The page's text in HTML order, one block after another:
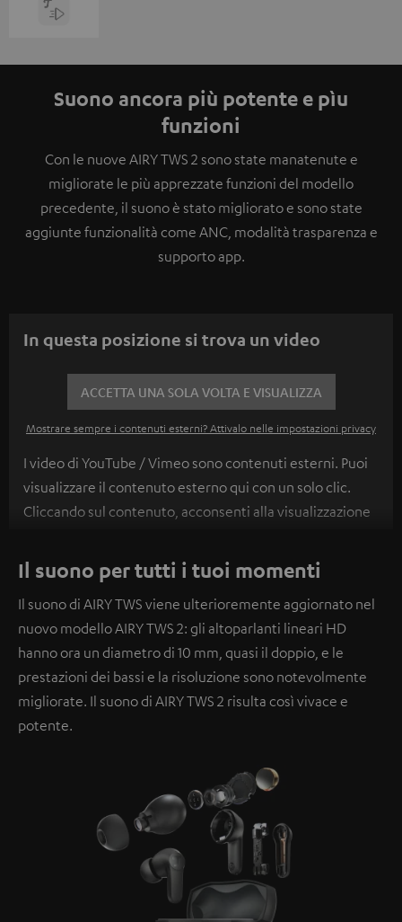
Suono ancora più potente e pìu
funzioni
Con le nuove AIRY TWS 2 sono state manatenute e
migliorate le più apprezzate funzioni del modello
precedente, il suono è stato migliorato e sono state
aggiunte funzionalità come ANC, modalità trasparenza e
supporto app.
In questa posizione si trova un video
ACCETTA UNA SOLA VOLTA E VISUALIZZA
Mostrare sempre i contenuti esterni? Attivalo nelle impostazioni privacy
I video di YouTube / Vimeo sono contenuti esterni. Puoi
visualizzare il contenuto esterno qui con un solo clic.
Cliccando sul contenuto, acconsenti alla visualizzazione
dati personali a piattaforme di terze parti. Puoi trovare
ulteriori informazioni al riguardo nella nostrainformativa
sulla privacy.
Il suono per tutti i tuoi momenti
Il suono di AIRY TWS viene ulterioremente aggiornato nel
nuovo modello AIRY TWS 2: gli altoparlanti lineari HD
hanno ora un diametro di 10 mm, quasi il doppio, e le
prestazioni dei bassi e la risoluzione sono notevolmente
migliorate. Il suono di AIRY TWS 2 risulta così vivace e
potente.